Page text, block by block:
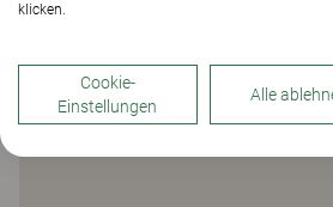
klicken.
Cookie-
Einstellungen
Alle